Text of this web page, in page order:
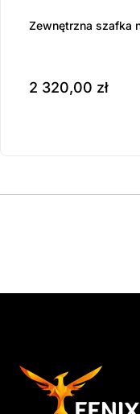
Zewnętrzna szafka
2 320,00 zł